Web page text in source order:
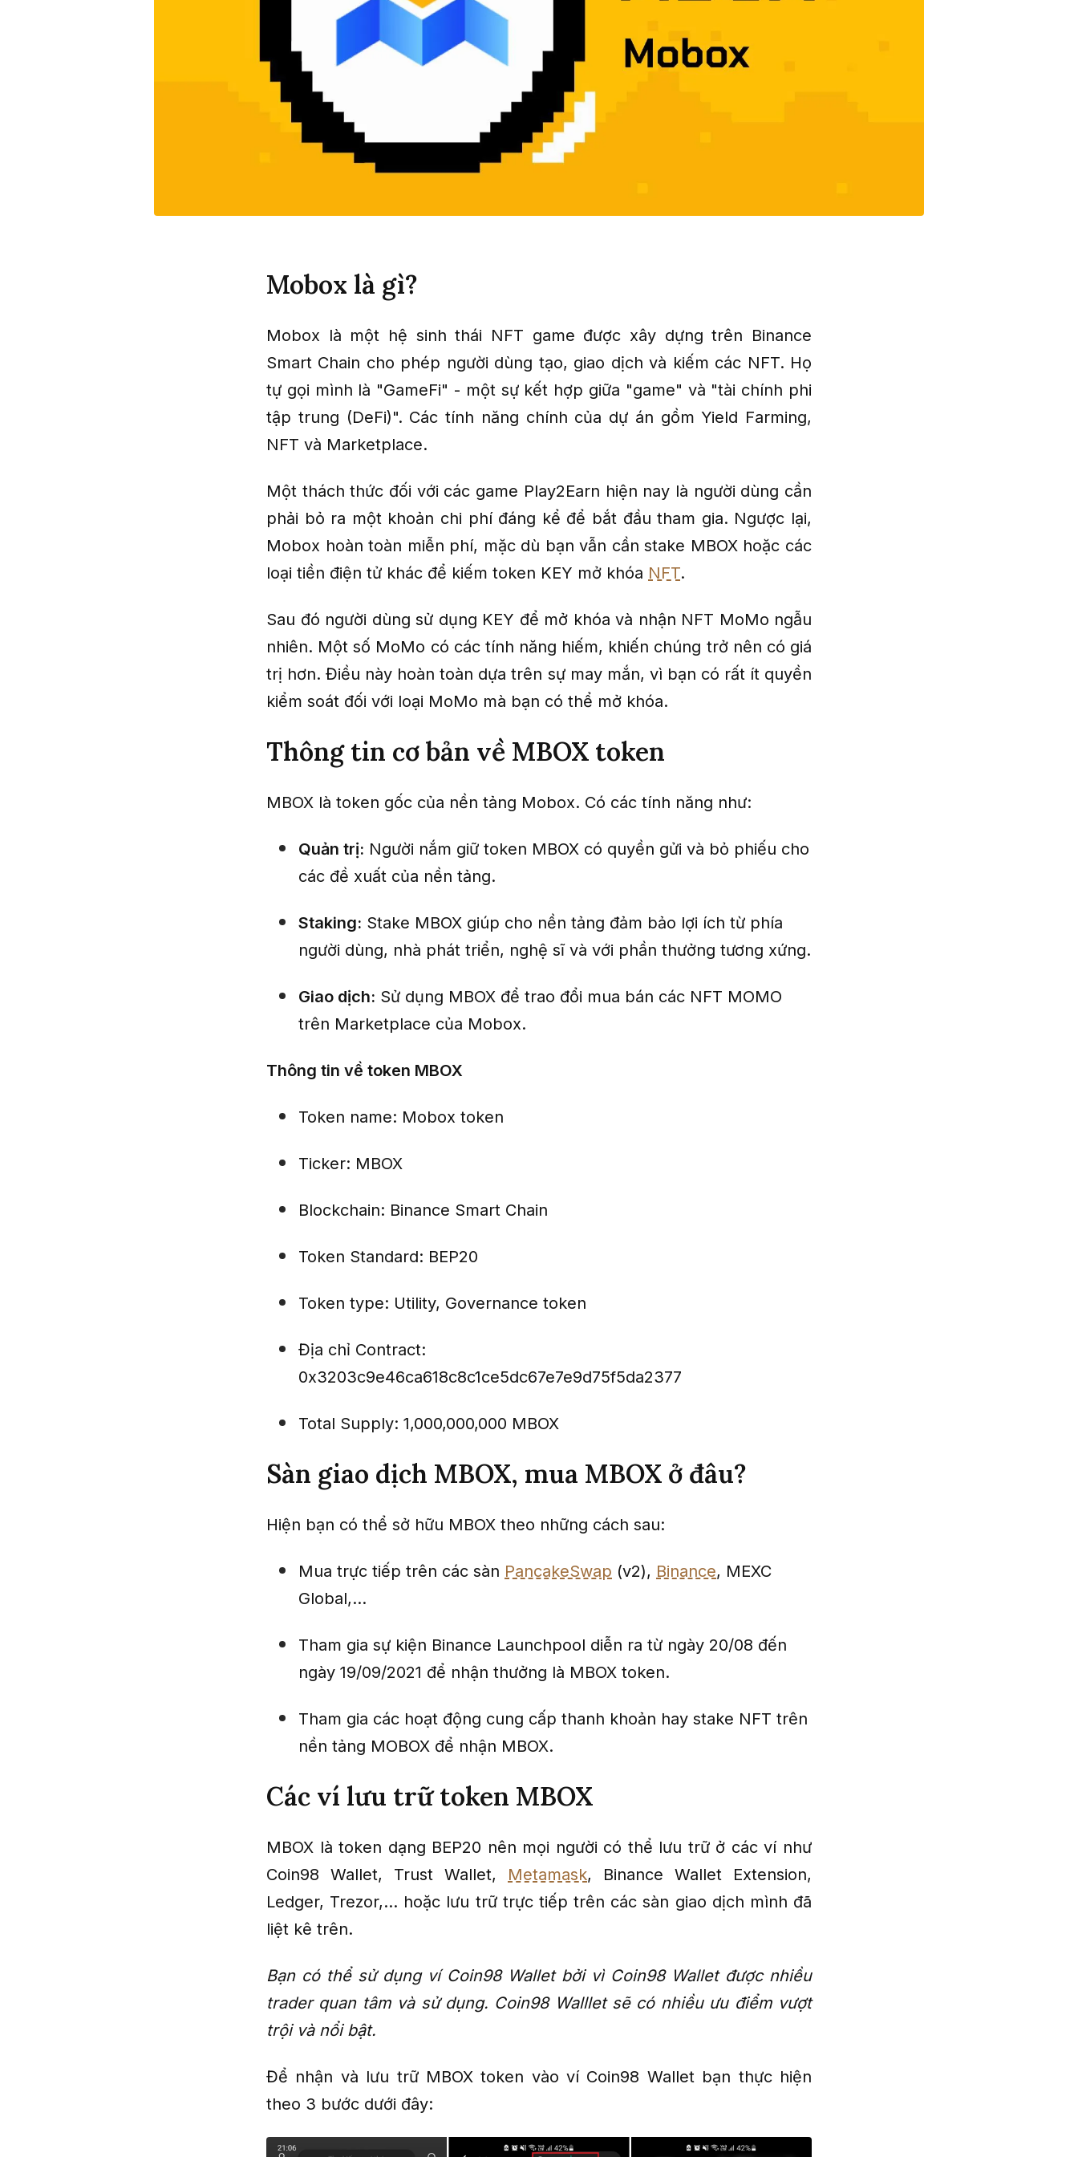
Mobox là gì?
Mobox là một hệ sinh thái NFT game được xây dựng trên Binance
Smart Chain cho phép người dùng tạo, giao dịch và kiếm các NFT. Họ
tự gọi mình là "GameFi" - một sự kết hợp giữa "game" và "tài chính phi
tập trung (DeFi)". Các tính năng chính của dự án gồm Yield Farming,
NFT và Marketplace.
Một thách thức đối với các game Play2Earn hiện nay là người dùng cần
phải bỏ ra một khoản chi phí đáng kể để bắt đầu tham gia. Ngược lại,
Mobox hoàn toàn miễn phí, mặc dù bạn vẫn cần stake MBOX hoặc các
loại tiền điện tử khác để kiếm token KEY mở khóa NFT.
Sau đó người dùng sử dụng KEY để mở khóa và nhận NFT MoMo ngẫu
nhiên. Một số MoMo có các tính năng hiếm, khiến chúng trở nên có giá
trị hơn. Điều này hoàn toàn dựa trên sự may mắn, vì bạn có rất ít quyền
kiểm soát đối với loại MoMo mà bạn có thể mở khóa.
Thông tin cơ bản về MBOX token
MBOX là token gốc của nền tảng Mobox. Có các tính năng như:
Quản trị: Người nắm giữ token MBOX có quyền gửi và bỏ phiếu cho
các đề xuất của nền tảng.
Staking: Stake MBOX giúp cho nền tảng đảm bảo lợi ích từ phía
người dùng, nhà phát triển, nghệ sĩ và với phần thưởng tương xứng.
Giao dịch: Sử dụng MBOX để trao đổi mua bán các NFT MOMO
trên Marketplace của Mobox.
Thông tin về token MBOX
Token name: Mobox token
Ticker: MBOX
Blockchain: Binance Smart Chain
Token Standard: BEP20
Token type: Utility, Governance token
Địa chỉ Contract:
0x3203c9e46ca618c8c1ce5dc67e7e9d75f5da2377
Total Supply: 1,000,000,000 MBOX
Sàn giao dịch MBOX, mua MBOX ở đâu?
Hiện bạn có thể sở hữu MBOX theo những cách sau:
Mua trực tiếp trên các sàn PancakeSwap (v2), Binance, MEXC
Global,...
Tham gia sự kiện Binance Launchpool diễn ra từ ngày 20/08 đến
ngày 19/09/2021 để nhận thưởng là MBOX token.
Tham gia các hoạt động cung cấp thanh khoản hay stake NFT trên
nền tảng MOBOX để nhận MBOX.
Các ví lưu trữ token MBOX
MBOX là token dạng BEP20 nên mọi người có thể lưu trữ ở các ví như
Coin98 Wallet, Trust Wallet, Metamask, Binance Wallet Extension,
Ledger, Trezor,… hoặc lưu trữ trực tiếp trên các sàn giao dịch mình đã
liệt kê trên.
Bạn có thể sử dụng ví Coin98 Wallet bởi vì Coin98 Wallet được nhiều
trader quan tâm và sử dụng. Coin98 Walllet sẽ có nhiều ưu điểm vượt
trội và nổi bật.
Để nhận và lưu trữ MBOX token vào ví Coin98 Wallet bạn thực hiện
theo 3 bước dưới đây: